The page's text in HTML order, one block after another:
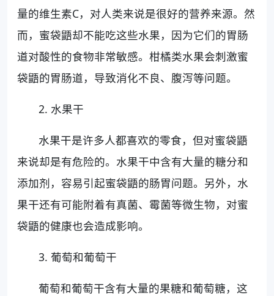
量的维生素C，对人类来说是很好的营养来源。然
而，蜜袋鼯却不能吃这些水果，因为它们的胃肠
道对酸性的食物非常敏感。柑橘类水果会刺激蜜
袋鼯的胃肠道，导致消化不良、腹泻等问题。
2. 水果干
水果干是许多人都喜欢的零食，但对蜜袋鼯
来说却是有危险的。水果干中含有大量的糖分和
添加剂，容易引起蜜袋鼯的肠胃问题。另外，水
果干还有可能附着有真菌、霉菌等微生物，对蜜
袋鼯的健康也会造成影响。
3. 葡萄和葡萄干
葡萄和葡萄干含有大量的果糖和葡萄糖，这